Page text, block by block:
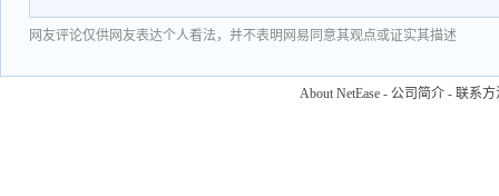
网友评论仅供网友表达个人看法，并不表明网易同意其观点或证实其描述
About NetEase - 公司简介 - 联系方